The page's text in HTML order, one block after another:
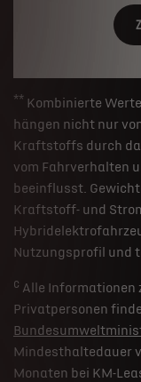
** Kombinierte
hängen nicht nur
Kraftstoffs durch
vom Fahrverhalten
beeinflusst.
Kraftstoff- und
Nutzungsprofil und
c Alle Informationen
Privatpersonen
Mindesthaltedauer
Monaten bei KM-